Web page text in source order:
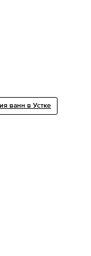
ванн в Устке